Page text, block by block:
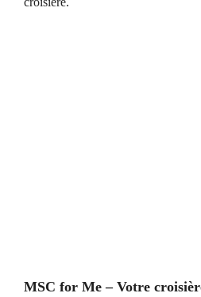
MSC for Me – Votre